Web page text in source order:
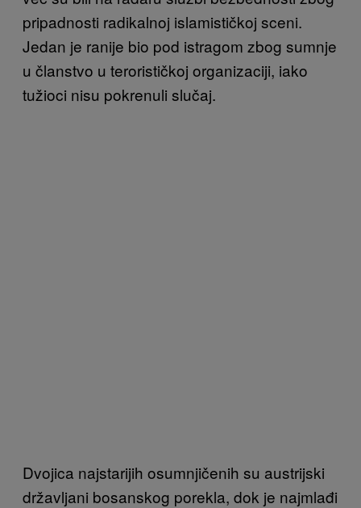
pripadnosti radikalnoj islamističkoj sceni.
Jedan je ranije bio pod istragom zbog sumnje
u članstvo u terorističkoj organizaciji, iako
tužioci nisu pokrenuli slučaj.
Dvojica najstarijih osumnjičenih su austrijski
državljani bosanskog porekla, dok je najmlađi